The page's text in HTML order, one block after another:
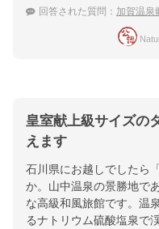
回答された質問： 加賀温泉郷
皇室献上級サイズの
えます
石川県にお越しでしたら
か。山中温泉の景勝地で
な高級和風旅館です。温
るナトリウム硫酸塩泉で